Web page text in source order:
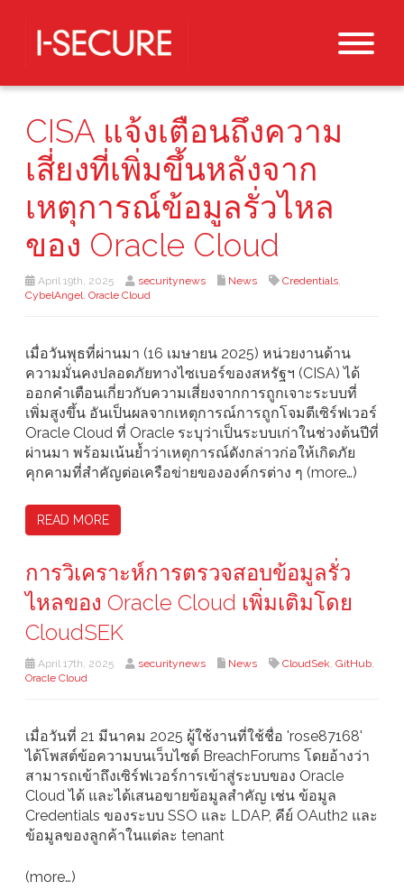
CISA แจ้งเตือนถึงความ
เสี่ยงที่เพิ่มขึ้นหลังจาก
เหตุการณ์ข้อมูลรั่วไหล
ของ Oracle Cloud
April 19th, 2025 securitynews News Credentials,
CybelAngel, Oracle Cloud
เมื่อวันพุธที่ผ่านมา (16 เมษายน 2025) หน่วยงานด้าน
ความมั่นคงปลอดภัยทางไซเบอร์ของสหรัฐฯ (CISA) ได้
ออกคำเตือนเกี่ยวกับความเสี่ยงจากการถูกเจาะระบบที่
เพิ่มสูงขึ้น อันเป็นผลจากเหตุการณ์การถูกโจมตีเซิร์ฟเวอร์
Oracle Cloud ที่ Oracle ระบุว่าเป็นระบบเก่าในช่วงต้นปีที่
ผ่านมา พร้อมเน้นย้ำว่าเหตุการณ์ดังกล่าวก่อให้เกิดภัย
คุกคามที่สำคัญต่อเครือข่ายขององค์กรต่าง ๆ (more…)
READ MORE
การวิเคราะห์การตรวจสอบข้อมูลรั่ว
ไหลของ Oracle Cloud เพิ่มเติมโดย
CloudSEK
April 17th, 2025 securitynews News CloudSek, GitHub,
Oracle Cloud
เมื่อวันที่ 21 มีนาคม 2025 ผู้ใช้งานที่ใช้ชื่อ 'rose87168'
ได้โพสต์ข้อความบนเว็บไซต์ BreachForums โดยอ้างว่า
สามารถเข้าถึงเซิร์ฟเวอร์การเข้าสู่ระบบของ Oracle
Cloud ได้ และได้เสนอขายข้อมูลสำคัญ เช่น ข้อมูล
Credentials ของระบบ SSO และ LDAP, คีย์ OAuth2 และ
ข้อมูลของลูกค้าในแต่ละ tenant
(more…)